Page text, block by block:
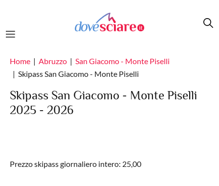
Home Abruzzo
San Giacomo - Monte Piselli
Skipass San Giacomo - Monte Piselli
Skipass San Giacomo - Monte Piselli
2025 - 2026
Prezzo skipass giornaliero intero: 25,00